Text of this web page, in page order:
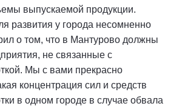
выпускаемой продукции.
развития у города несомненно
о том, что в Мантурово должны
не связанные с
Мы с вами прекрасно
концентрация сил и средств
в одном городе в случае обвала